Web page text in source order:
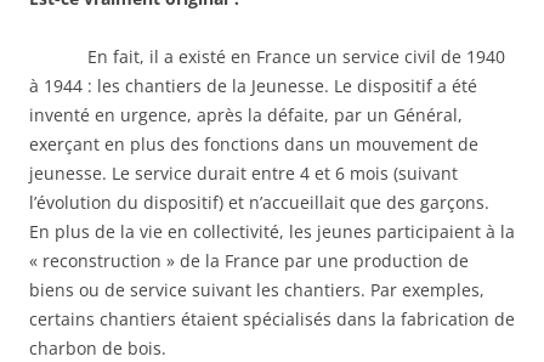
En fait, il a existé en France un service civil de 1940
à 1944 : les chantiers de la Jeunesse. Le dispositif a été
inventé en urgence, après la défaite, par un Général,
exerçant en plus des fonctions dans un mouvement de
jeunesse. Le service durait entre 4 et 6 mois (suivant
l’évolution du dispositif) et n’accueillait que des garçons.
En plus de la vie en collectivité, les jeunes participaient à la
« reconstruction » de la France par une production de
biens ou de service suivant les chantiers. Par exemples,
certains chantiers étaient spécialisés dans la fabrication de
charbon de bois.